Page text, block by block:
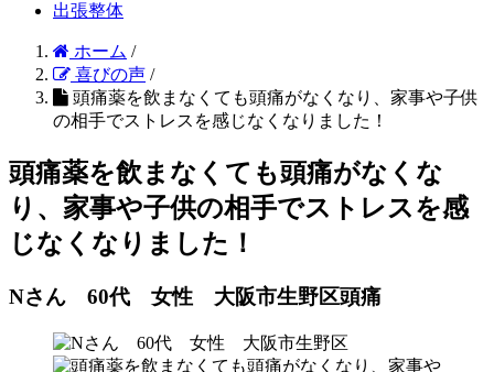
出張整体
ホーム /
喜びの声 /
頭痛薬を飲まなくても頭痛がなくなり、家事や子供
の相手でストレスを感じなくなりました！
頭痛薬を飲まなくても頭痛がなくな
り、家事や子供の相手でストレスを感
じなくなりました！
Nさん 60代 女性 大阪市生野区頭痛